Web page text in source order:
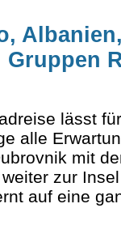
lässt
alle
mit
zur
auf eine